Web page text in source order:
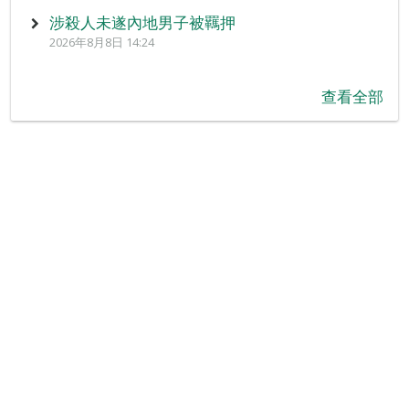
涉殺人未遂內地男子被羈押
2026年8月8日 14:24
查看全部